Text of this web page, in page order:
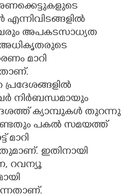
എന്നിവിടങ്ങളിൽ
അപകടസാധ്യത
അധികൃതരുടെ
മാറി
നിർബന്ധമായും
ക്യാമ്പുകൾ തുറന്നു
പകൽ സമയത്ത്
മാറി
ഇതിനായി
റവന്യൂ